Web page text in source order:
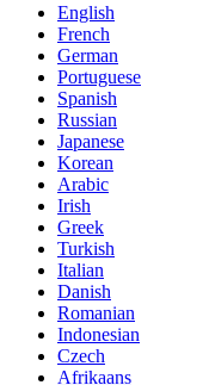
English
French
German
Portuguese
Spanish
Russian
Japanese
Korean
Arabic
Irish
Greek
Turkish
Italian
Danish
Romanian
Indonesian
Czech
Afrikaans